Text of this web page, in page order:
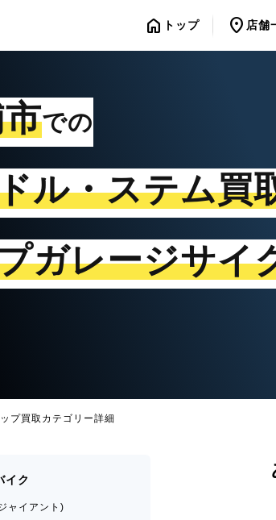
home トップ location_on 店舗
での
ル・ステム買
ガレージサイ
プ買取カテゴリー詳細
イク
ャイアント)